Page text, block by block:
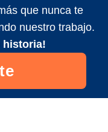
que nunca te
nuestro trabajo.
historia!